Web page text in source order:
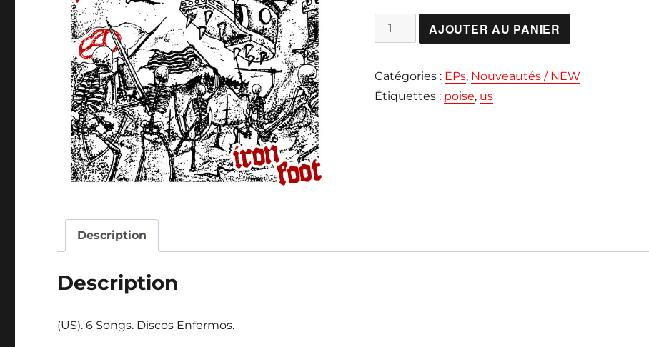
quantité
de
"Iron
Foot"
AJOUTER AU PANIER
Catégories : EPs, Nouveautés / NEW
Étiquettes : poise, us
Description
Description
(US). 6 Songs. Discos Enfermos.